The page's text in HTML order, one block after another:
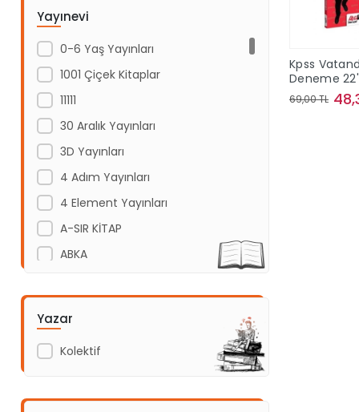
Yayınevi
0-6 Yaş Yayınları
1001 Çiçek Kitaplar
11111
30 Aralık Yayınları
3D Yayınları
4 Adım Yayınları
4 Element Yayınları
A-SIR KİTAP
ABKA
Acil Yayınları
Açı Yayınları
Yazar
Kolektif
Kpss
Deneme
69,00 TL